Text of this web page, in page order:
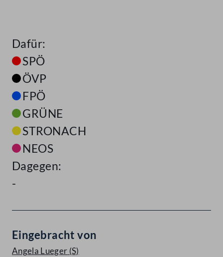
Dafür:
SPÖ
ÖVP
FPÖ
GRÜNE
STRONACH
NEOS
Dagegen:
-
Eingebracht von
Angela Lueger (S)